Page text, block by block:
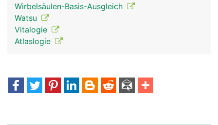
Wirbelsäulen-Basis-Ausgleich
Watsu
Vitalogie
Atlaslogie